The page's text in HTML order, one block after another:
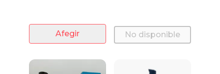
Afegir No disponible